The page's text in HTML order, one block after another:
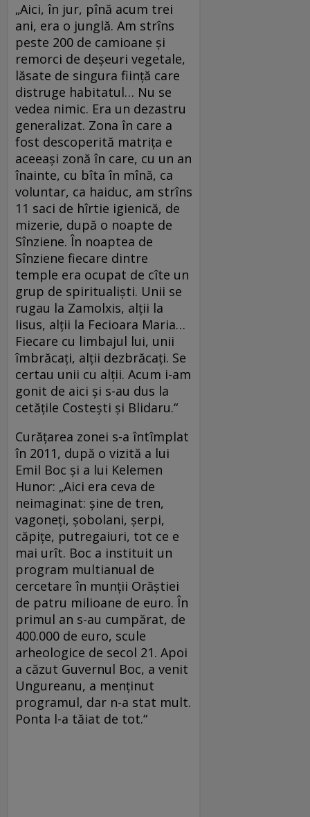
„Aici, în jur, pînă acum trei
ani, era o junglă. Am strîns
peste 200 de camioane şi
remorci de deşeuri vegetale,
lăsate de singura fiinţă care
distruge habitatul… Nu se
vedea nimic. Era un dezastru
generalizat. Zona în care a
fost descoperită matriţa e
aceeaşi zonă în care, cu un an
înainte, cu bîta în mînă, ca
voluntar, ca haiduc, am strîns
11 saci de hîrtie igienică, de
mizerie, după o noapte de
Sînziene. În noaptea de
Sînziene fiecare dintre
temple era ocupat de cîte un
grup de spiritualişti. Unii se
rugau la Zamolxis, alţii la
Iisus, alţii la Fecioara Maria…
Fiecare cu limbajul lui, unii
îmbrăcaţi, alţii dezbrăcaţi. Se
certau unii cu alţii. Acum i-am
gonit de aici şi s-au dus la
cetăţile Costeşti şi Blidaru.“
Curăţarea zonei s-a întîmplat
în 2011, după o vizită a lui
Emil Boc şi a lui Kelemen
Hunor: „Aici era ceva de
neimaginat: şine de tren,
vagoneţi, şobolani, şerpi,
căpiţe, putregaiuri, tot ce e
mai urît. Boc a instituit un
program multianual de
cercetare în munţii Orăştiei
de patru milioane de euro. În
primul an s-au cumpărat, de
400.000 de euro, scule
arheologice de secol 21. Apoi
a căzut Guvernul Boc, a venit
Ungureanu, a menţinut
programul, dar n-a stat mult.
Ponta l-a tăiat de tot.“